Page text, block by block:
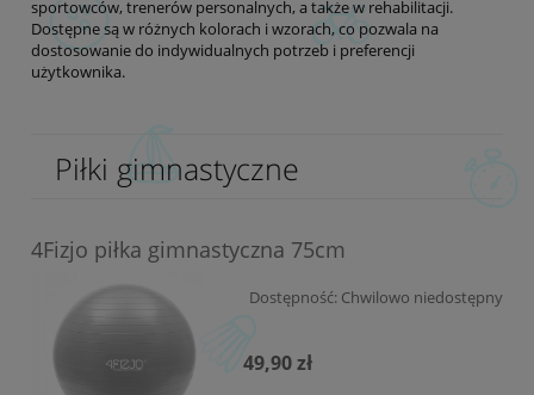
sportowców, trenerów personalnych, a także w rehabilitacji.
Dostępne są w różnych kolorach i wzorach, co pozwala na
dostosowanie do indywidualnych potrzeb i preferencji
użytkownika.
Piłki gimnastyczne
4Fizjo piłka gimnastyczna 75cm
Dostępność: Chwilowo niedostępny
49,90 zł